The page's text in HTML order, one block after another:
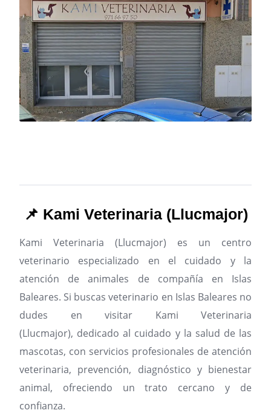
📌 Kami Veterinaria (Llucmajor)
Kami Veterinaria (Llucmajor) es un centro
veterinario especializado en el cuidado y la
atención de animales de compañía en Islas
Baleares. Si buscas veterinario en Islas Baleares no
dudes en visitar Kami Veterinaria
(Llucmajor), dedicado al cuidado y la salud de las
mascotas, con servicios profesionales de atención
veterinaria, prevención, diagnóstico y bienestar
animal, ofreciendo un trato cercano y de
confianza.